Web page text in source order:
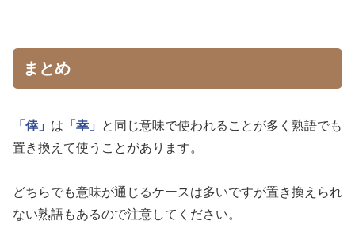
まとめ
「倖」 は 「幸」
と同じ意味で使われることが多く熟語でも
置き換えて使うことがあります。
どちらでも意味が通じるケースは多いですが置き換えられ
ない熟語もあるので注意してください。